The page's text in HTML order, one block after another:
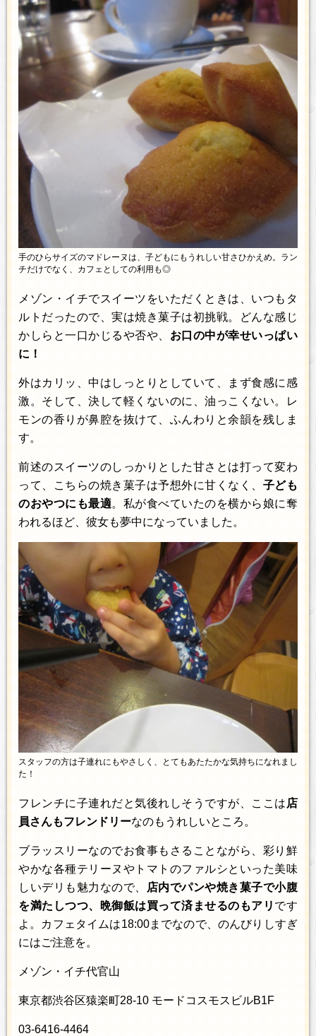
手のひらサイズのマドレーヌは、子どもにもうれしい甘さひかえめ。ラン
チだけでなく、カフェとしての利用も◎
メゾン・イチでスイーツをいただくときは、いつもタ
ルトだったので、実は焼き菓子は初挑戦。どんな感じ
かしらと一口かじるや否や、 お口の中が幸せいっぱい
に！
外はカリッ、中はしっとりとしていて、まず食感に感
激。そして、決して軽くないのに、油っこくない。レ
モンの香りが鼻腔を抜けて、ふんわりと余韻を残しま
す。
前述のスイーツのしっかりとした甘さとは打って変わ
って、こちらの焼き菓子は予想外に甘くなく、 子ども
のおやつにも最適。私が食べていたのを横から娘に奪
われるほど、彼女も夢中になっていました。
スタッフの方は子連れにもやさしく、とてもあたたかな気持ちになれまし
た！
フレンチに子連れだと気後れしそうですが、ここは 店
員さんもフレンドリーなのもうれしいところ。
ブラッスリーなのでお食事もさることながら、彩り鮮
やかな各種テリーヌやトマトのファルシといった美味
しいデリも魅力なので、
店内でパンや焼き菓子で小腹
を満たしつつ、晩御飯は買って済ませるのもアリ です
よ。カフェタイムは18:00までなので、のんびりしすぎ
にはご注意を。
メゾン・イチ代官山
東京都渋谷区猿楽町28-10 モードコスモスビルB1F
03-6416-4464